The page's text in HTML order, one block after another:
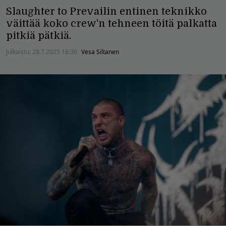
Slaughter to Prevailin entinen teknikko
väittää koko crew'n tehneen töitä palkatta
pitkiä pätkiä.
Julkaistu: 28.7.2025 18:36 Vesa Siltanen